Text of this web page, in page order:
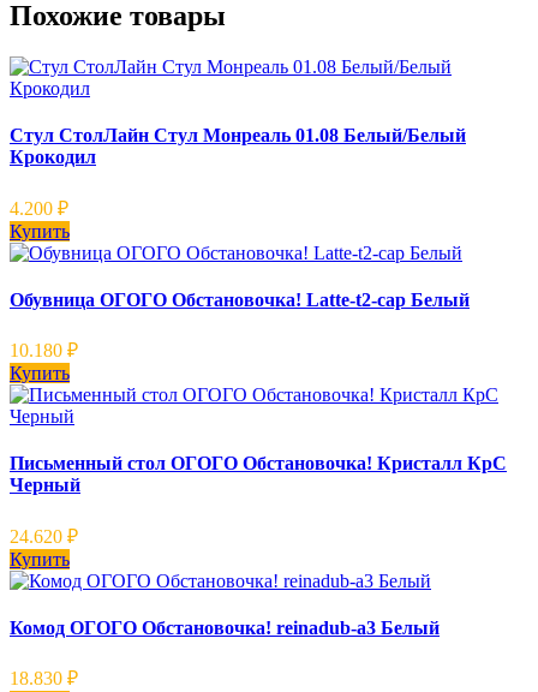
Похожие товары
Стул СтолЛайн Стул Монреаль 01.08 Белый/Белый
Крокодил
4.200 ₽
Купить
Обувница ОГОГО Обстановочка! Latte-t2-cap Белый
10.180 ₽
Купить
Письменный стол ОГОГО Обстановочка! Кристалл КрС
Черный
24.620 ₽
Купить
Комод ОГОГО Обстановочка! reinadub-a3 Белый
18.830 ₽